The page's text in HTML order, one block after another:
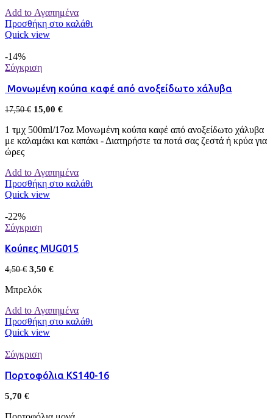
Add to Αγαπημένα
Προσθήκη στο καλάθι
Quick view
-14%
Σύγκριση
Μονωμένη κούπα καφέ από ανοξείδωτο χάλυβα
17,50€ 15,00 €
1 τμχ 500ml/17oz Μονωμένη κούπα καφέ από ανοξείδωτο χάλυβα
με καλαμάκι και καπάκι - Διατηρήστε τα ποτά σας ζεστά ή κρύα για
ώρες
Add to Αγαπημένα
Προσθήκη στο καλάθι
Quick view
-22%
Σύγκριση
Κούπες MUG015
4,50€ 3,50 €
Μπρελόκ
Add to Αγαπημένα
Προσθήκη στο καλάθι
Quick view
Σύγκριση
Πορτοφόλια KS140-16
5,70 €